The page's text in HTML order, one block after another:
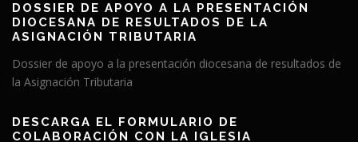
DOSSIER DE APOYO A LA PRESENTACIÓN
DIOCESANA DE RESULTADOS DE LA
ASIGNACIÓN TRIBUTARIA
Dossier de apoyo a la presentación diocesana de resultados de
la Asignación Tributaria
DESCARGA EL FORMULARIO DE
COLABORACIÓN CON LA IGLESIA